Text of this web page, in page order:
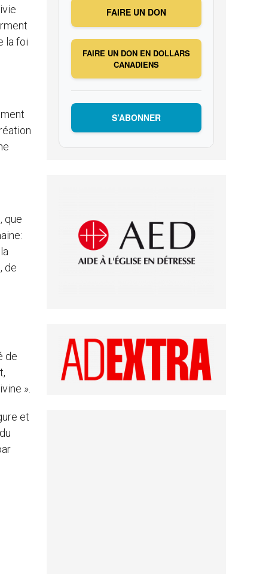
la foi
que
de
de
».
et
FAIRE UN DON
FAIRE UN DON EN DOLLARS
CANADIENS
S’ABONNER